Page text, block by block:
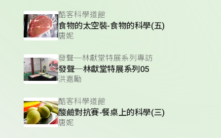
酷客科學道館
食物的太空裝-食物的科學(五)
唐妮
發聲─林獻堂特展系列專訪
發聲─林獻堂特展系列05
洪嘉勵
酷客科學道館
酸鹼對抗賽-餐桌上的科學(三)
唐妮